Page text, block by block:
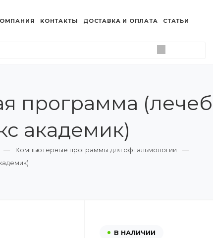
КОНТАКТЫ ДОСТАВКА И ОПЛАТА СТАТЬИ
программа
академик)
Компьютерные программы для офтальмологии
В НАЛИЧИИ